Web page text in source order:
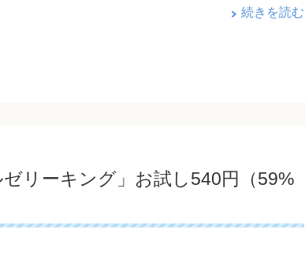
続きを読む
リーキング」お試し540円（59%